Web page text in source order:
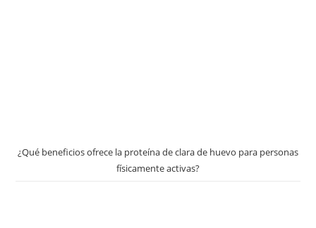
¿Qué beneficios ofrece la proteína de clara de huevo para personas
físicamente activas?